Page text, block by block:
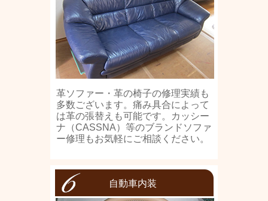
革ソファー・革の椅子の修理実績も
多数ございます。痛み具合によって
は革の張替えも可能です。カッシー
ナ（CASSNA）等のブランドソファ
ー修理もお気軽にご相談ください。
自動車内装